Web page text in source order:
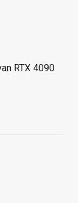
RTX 4090